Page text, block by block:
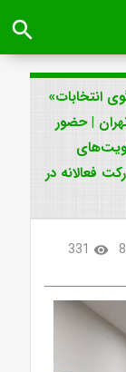
search
انتخابات»
در دانشگاه تهران | حضور
فعالانه در
visibility
331